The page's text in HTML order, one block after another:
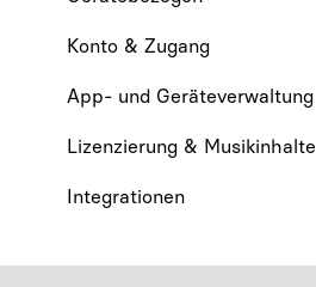
Konto & Zugang
App- und Geräteverwaltung
Lizenzierung & Musikinhalte
Integrationen